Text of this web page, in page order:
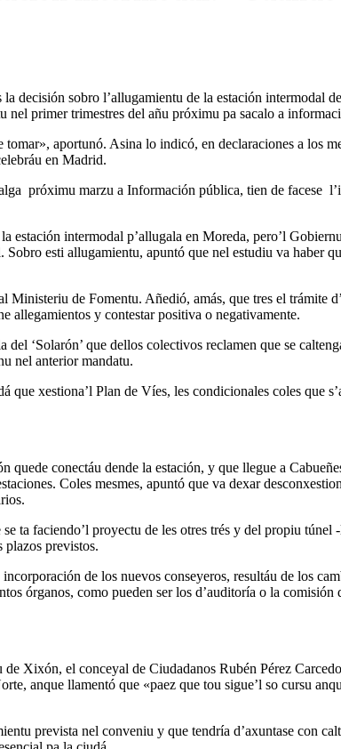
decisión sobro l’allugamientu de la estación intermodal
nel primer trimestres del añu próximu pa sacalo a
tomar», aportunó. Asina lo indicó, en declaraciones a los
en Madrid.
próximu marzu a Información pública, tien de facese
estación intermodal p’allugala en Moreda, pero’l
esti allugamientu, apuntó que nel estudiu va haber
Ministeriu de Fomentu. Añedió, amás, que tres el trámite
allegamientos y contestar positiva o negativamente.
‘Solarón’ que dellos colectivos reclamen que se
nel anterior mandatu.
que xestiona’l Plan de Víes, les condicionales coles que
quede conectáu dende la estación, y que llegue a
Coles mesmes, apuntó que va dexar
ta faciendo’l proyectu de les otres trés y del propiu túnel
plazos previstos.
de los nuevos conseyeros, resultáu de los
órganos, como pueden ser los d’auditoría o la comisión
Xixón, el conceyal de Ciudadanos Rubén Pérez
anque llamentó que «paez que tou sigue’l so cursu
prevista nel conveniu y que tendría d’axuntase con